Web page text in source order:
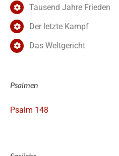
Tausend Jahre Frieden
Der letzte Kampf
Das Weltgericht
Psalmen
Psalm 148